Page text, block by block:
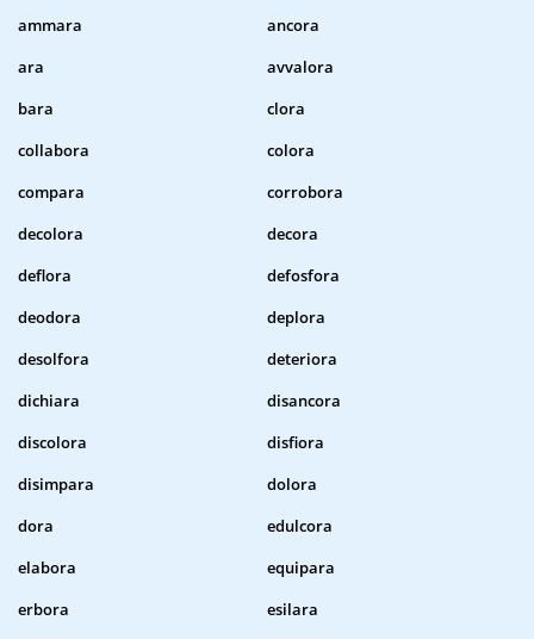
ammara
ancora
ara
avvalora
bara
clora
collabora
colora
compara
corrobora
decolora
decora
deflora
defosfora
deodora
deplora
desolfora
deteriora
dichiara
disancora
discolora
disfiora
disimpara
dolora
dora
edulcora
elabora
equipara
erbora
esilara